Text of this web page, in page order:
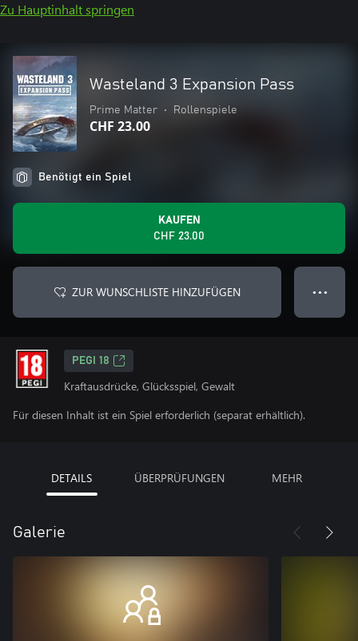
Zu Hauptinhalt springen
Wasteland 3 Expansion Pass
Prime Matter • Rollenspiele
CHF 23.00
Benötigt ein Spiel
KAUFEN
CHF 23.00
ZUR WUNSCHLISTE HINZUFÜGEN ● ● ●
PEGI 18
Kraftausdrücke, Glücksspiel, Gewalt
Für diesen Inhalt ist ein Spiel erforderlich (separat erhältlich).
DETAILS ÜBERPRÜFUNGEN MEHR
Galerie